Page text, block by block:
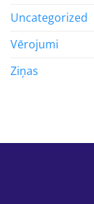
Uncategorized
Vērojumi
Ziņas